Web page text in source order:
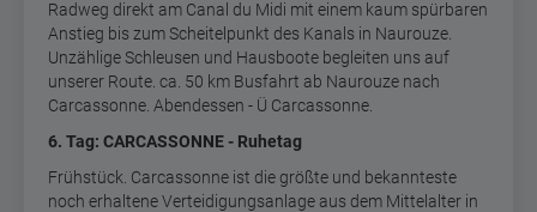
Radweg direkt am Canal du Midi mit einem kaum spürbaren
Anstieg bis zum Scheitelpunkt des Kanals in Naurouze.
Unzählige Schleusen und Hausboote begleiten uns auf
unserer Route. ca. 50 km Busfahrt ab Naurouze nach
Carcassonne. Abendessen - Ü Carcassonne.
6. Tag: CARCASSONNE - Ruhetag
Frühstück. Carcassonne ist die größte und bekannteste
noch erhaltene Verteidigungsanlage aus dem Mittelalter in